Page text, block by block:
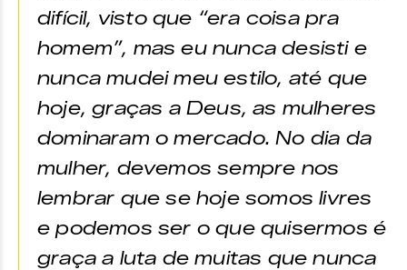
difícil, visto que “era coisa pra
homem”, mas eu nunca desisti e
nunca mudei meu estilo, até que
hoje, graças a Deus, as mulheres
dominaram o mercado. No dia da
mulher, devemos sempre nos
lembrar que se hoje somos livres
e podemos ser o que quisermos é
graça a luta de muitas que nunca